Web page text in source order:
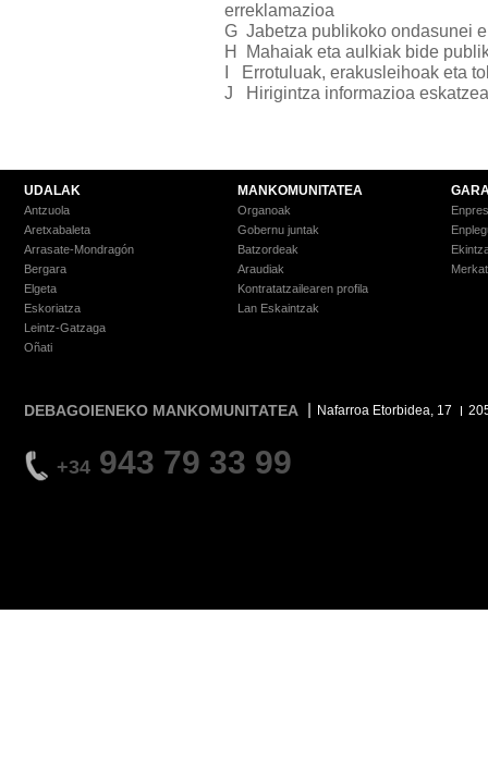
erreklamazioa
G Jabetza publikoko ondasunei
H Mahaiak eta aulkiak bide
I Errotuluak, erakusleihoak eta
J Hirigintza informazioa
UDALAK
Antzuola
Aretxabaleta
Arrasate-Mondragón
Bergara
Elgeta
Eskoriatza
Leintz-Gatzaga
Oñati
MANKOMUNITATEA
Organoak
Gobernu juntak
Batzordeak
Araudiak
Kontratatzailearen profila
Lan Eskaintzak
DEBAGOIENEKO MANKOMUNITATEA Nafarroa Etorbidea, 17
+34 943 79 33 99